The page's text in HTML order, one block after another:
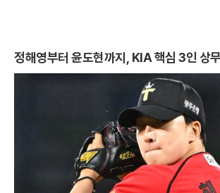
정해영부터 윤도현까지, KIA 핵심 3인 상